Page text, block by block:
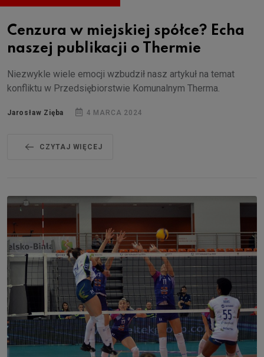
Cenzura w miejskiej spółce? Echa
naszej publikacji o Thermie
Niezwykle wiele emocji wzbudził nasz artykuł na temat
konfliktu w Przedsiębiorstwie Komunalnym Therma.
Jarosław Zięba 4 MARCA 2024
CZYTAJ WIĘCEJ